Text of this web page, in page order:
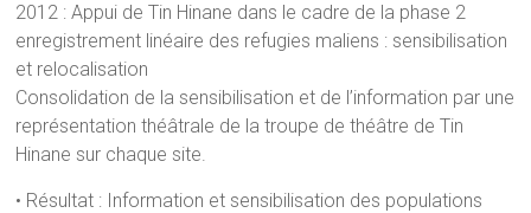
2012 : Appui de Tin Hinane dans le cadre de la phase 2
enregistrement linéaire des refugies maliens : sensibilisation
et relocalisation
Consolidation de la sensibilisation et de l’information par une
représentation théâtrale de la troupe de théâtre de Tin
Hinane sur chaque site.
• Résultat : Information et sensibilisation des populations